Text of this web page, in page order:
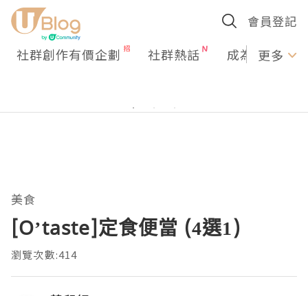
會員登記
社群創作有價企劃 社群熱話 成為U更多
美食
[O’taste]定食便當 (4選1)
瀏覽次數:414